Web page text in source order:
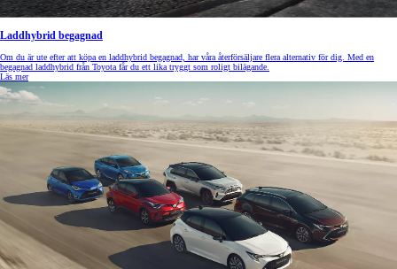
Laddhybrid begagnad
Om du är ute efter att köpa en laddhybrid begagnad, har våra återförsäljare flera alternativ för dig. Med en
begagnad laddhybrid från Toyota får du ett lika tryggt som roligt bilägande.
Läs mer